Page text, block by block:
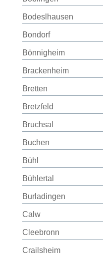
Bodeslhausen
Bondorf
Bönnigheim
Brackenheim
Bretten
Bretzfeld
Bruchsal
Buchen
Bühl
Bühlertal
Burladingen
Calw
Cleebronn
Crailsheim